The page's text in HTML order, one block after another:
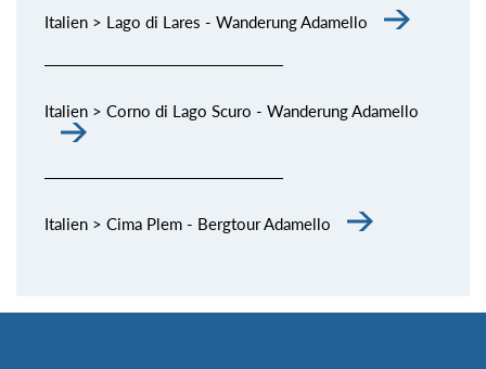
Italien > Lago di Lares - Wanderung Adamello
Italien > Corno di Lago Scuro - Wanderung Adamello
Italien > Cima Plem - Bergtour Adamello